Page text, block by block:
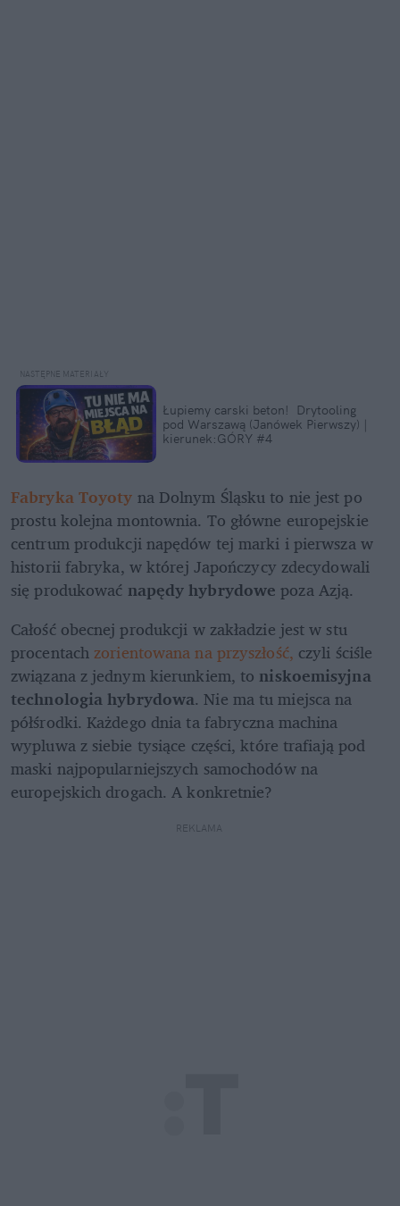
Łupiemy carski beton!  Drytooling
pod Warszawą (Janówek Pierwszy) |
kierunek:GÓRY #4
Fabryka Toyoty na Dolnym Śląsku to nie jest po
prostu kolejna montownia. To główne europejskie
centrum produkcji napędów tej marki i pierwsza w
historii fabryka, w której Japończycy zdecydowali
się produkować napędy hybrydowe poza Azją.
Całość obecnej produkcji w zakładzie jest w stu
procentach zorientowana na przyszłość, czyli ściśle
związana z jednym kierunkiem, to niskoemisyjna
technologia hybrydowa. Nie ma tu miejsca na
półśrodki. Każdego dnia ta fabryczna machina
wypluwa z siebie tysiące części, które trafiają pod
maski najpopularniejszych samochodów na
europejskich drogach. A konkretnie?
REKLAMA